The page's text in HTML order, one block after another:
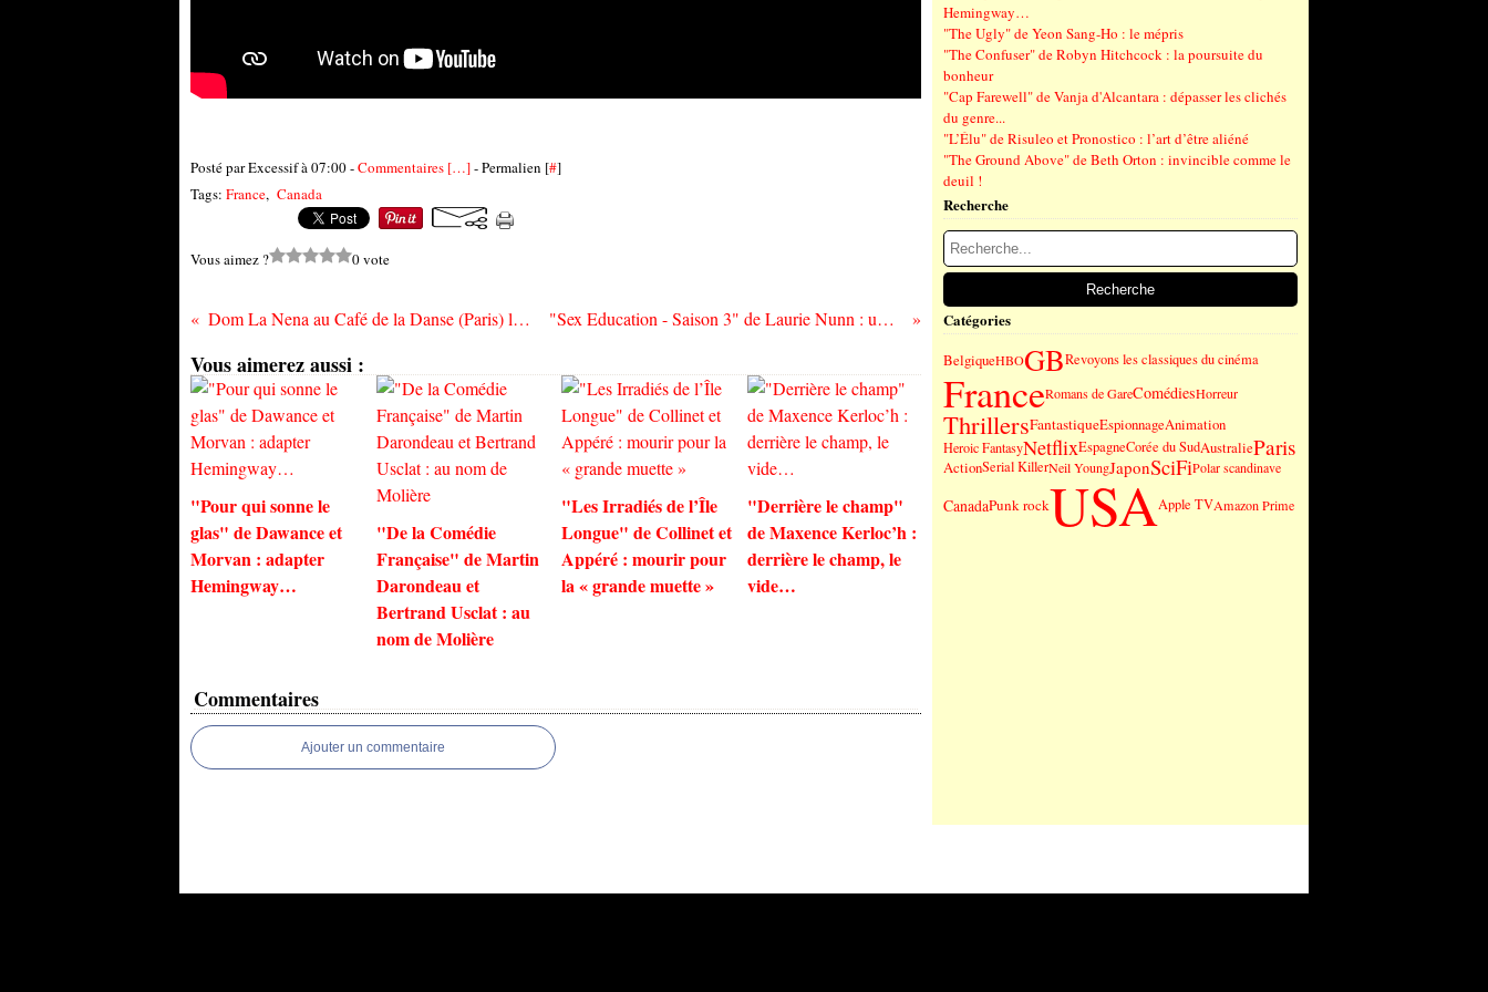
Posté par Excessif à 07:00 -Commentaires […]- Permalien [#]
Tags: France, Canada
Vous aimez ? 0 vote
Dom La Nena au Café de la Danse (Paris) le mardi 19 octobre "Sex Education - Saison 3" de Laurie Nunn : une légère déception ?
Vous aimerez aussi :
"Pour qui sonne le
glas" de Dawance et
Morvan : adapter
Hemingway…
"De la Comédie
Française" de Martin
Darondeau et
Bertrand Usclat : au
nom de Molière
"Les Irradiés de l’Île
Longue" de Collinet et
Appéré : mourir pour
la « grande muette »
"Derrière le champ"
de Maxence Kerloc’h :
derrière le champ, le
vide…
Commentaires
Ajouter un commentaire
Hemingway…
"The Ugly" de Yeon Sang-Ho : le mépris
"The Confuser" de Robyn Hitchcock : la poursuite du
bonheur
"Cap Farewell" de Vanja d'Alcantara : dépasser les clichés
du genre...
"L’Élu" de Risuleo et Pronostico : l’art d’être aliéné
"The Ground Above" de Beth Orton : invincible comme le
deuil !
Recherche
Catégories
BelgiqueHBOGBRevoyons les classiques du cinéma
FranceRomans de GareComédiesHorreur
ThrillersFantastiqueEspionnageAnimation
Heroic FantasyNetflixEspagneCorée du SudAustralieParis
ActionSerial KillerNeil YoungJaponSciFiPolar scandinave
CanadaPunk rockUSAApple TVAmazon Prime